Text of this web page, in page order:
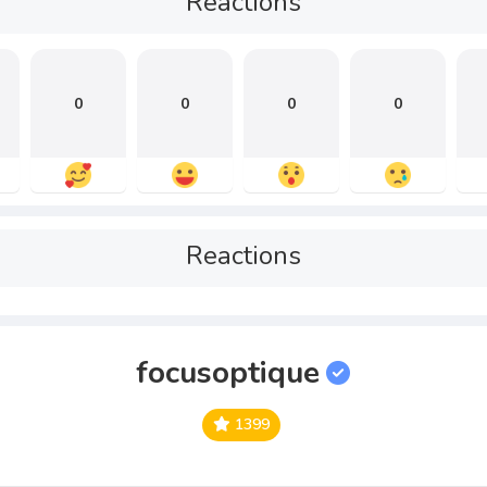
0 0 0 0
Reactions
focusoptique
1399